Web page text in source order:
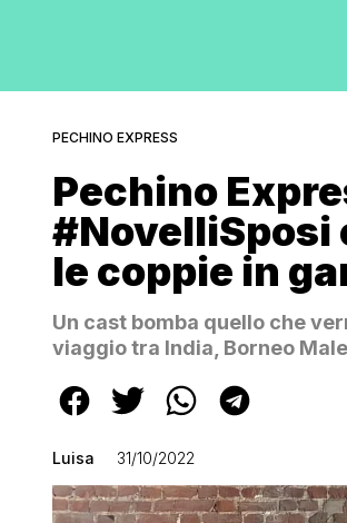
PECHINO EXPRESS
Pechino
#NovelliSposi
le coppie in
Un cast bomba quello che
viaggio tra India, Borneo
Luisa 31/10/2022